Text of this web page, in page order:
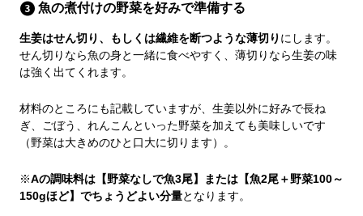
魚の煮付けの野菜を好みで準備する
生姜はせん切り、もしくは繊維を断つような薄切り にします。
せん切りなら魚の身と一緒に食べやすく、薄切りなら生姜の味
は強く出てくれます。
材料のところにも記載していますが、生姜以外に好みで長ね
ぎ、ごぼう、れんこんといった野菜を加えても美味しいです
（野菜は大きめのひと口大に切ります）。
※Aの調味料は【野菜なしで魚3尾】または【魚2尾＋野菜100～
150gほど】でちょうどよい分量となります。